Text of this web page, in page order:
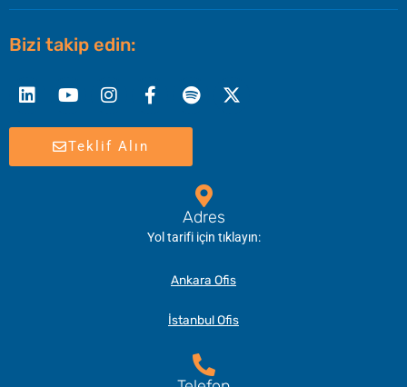
Bizi takip edin:
f
twitter
Teklif Alın
Adres
Yol tarifi için tıklayın:
Ankara Ofis
İstanbul Ofis